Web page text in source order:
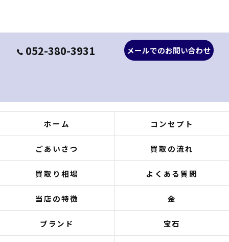
052-380-3931 メールでのお問い合わせ
ホーム コンセプト
ごあいさつ 買取の流れ
買取り相場 よくある質問
当店の特徴 金
ブランド 宝石